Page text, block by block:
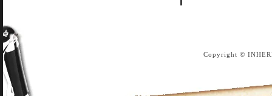
Copyright ©